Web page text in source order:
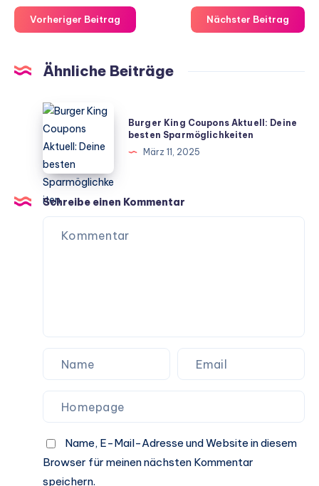
Vorheriger Beitrag Nächster Beitrag
Ähnliche Beiträge
Burger
King
Coupons
Aktuell:
Deine
besten
Sparmöglichkeiten
Burger King Coupons Aktuell: Deine
besten Sparmöglichkeiten
März 11, 2025
Schreibe einen Kommentar
Name, E-Mail-Adresse und Website in diesem
Browser für meinen nächsten Kommentar
speichern.